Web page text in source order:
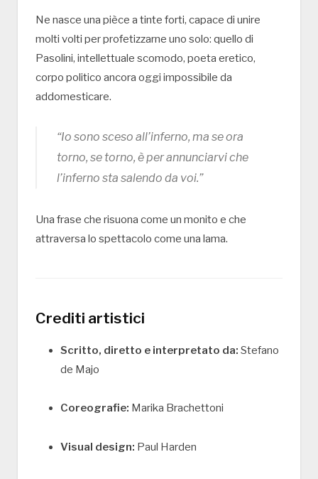
Ne nasce una pièce a tinte forti, capace di unire
molti volti per profetizzarne uno solo: quello di
Pasolini, intellettuale scomodo, poeta eretico,
corpo politico ancora oggi impossibile da
addomesticare.
“Io sono sceso all’inferno, ma se ora
torno, se torno, è per annunciarvi che
l’inferno sta salendo da voi.”
Una frase che risuona come un monito e che
attraversa lo spettacolo come una lama.
Crediti artistici
Scritto, diretto e interpretato da: Stefano
de Majo
Coreografie: Marika Brachettoni
Visual design: Paul Harden